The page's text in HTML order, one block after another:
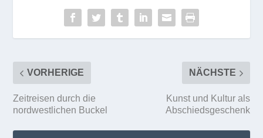
VORHERIGE
Zeitreisen durch die
nordwestlichen Buckel
NÄCHSTE
Kunst und Kultur als
Abschiedsgeschenk